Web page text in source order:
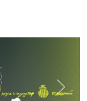
Next